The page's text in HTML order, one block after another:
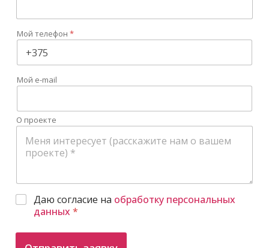
Мой телефон*
Мой e-mail
О проекте
Даю согласие на обработку персональных
данных *